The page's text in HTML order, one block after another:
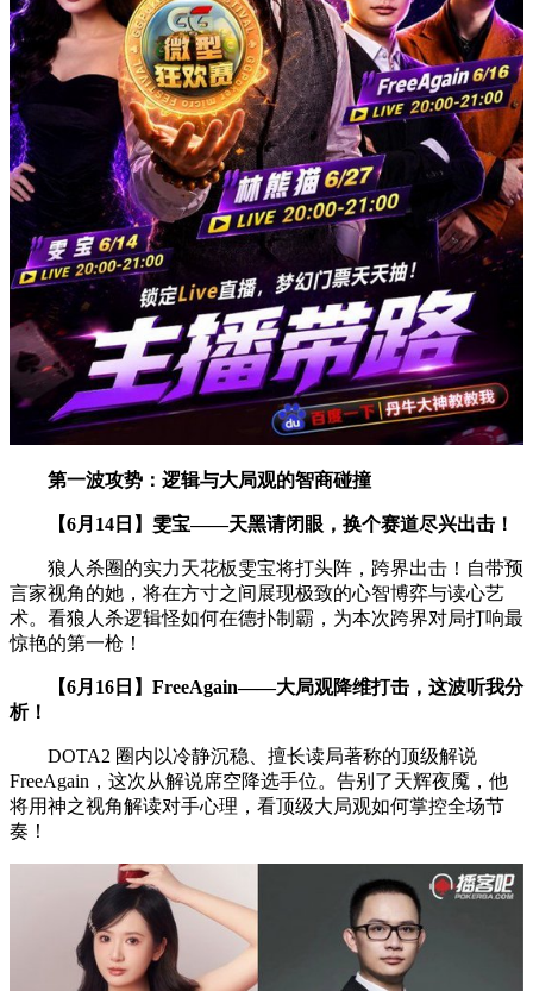
第一波攻势：逻辑与大局观的智商碰撞
【6月14日】雯宝——天黑请闭眼，换个赛道尽兴出击！
狼人杀圈的实力天花板雯宝将打头阵，跨界出击！自带预
言家视角的她，将在方寸之间展现极致的心智博弈与读心艺
术。看狼人杀逻辑怪如何在德扑制霸，为本次跨界对局打响最
惊艳的第一枪！
【6月16日】FreeAgain——大局观降维打击，这波听我分
析！
DOTA2 圈内以冷静沉稳、擅长读局著称的顶级解说
FreeAgain，这次从解说席空降选手位。告别了天辉夜魇，他
将用神之视角解读对手心理，看顶级大局观如何掌控全场节
奏！